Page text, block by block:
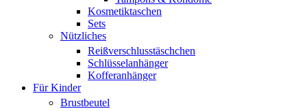
Kosmetiktaschen
Sets
Nützliches
Reißverschlusstäschchen
Schlüsselanhänger
Kofferanhänger
Für Kinder
Brustbeutel